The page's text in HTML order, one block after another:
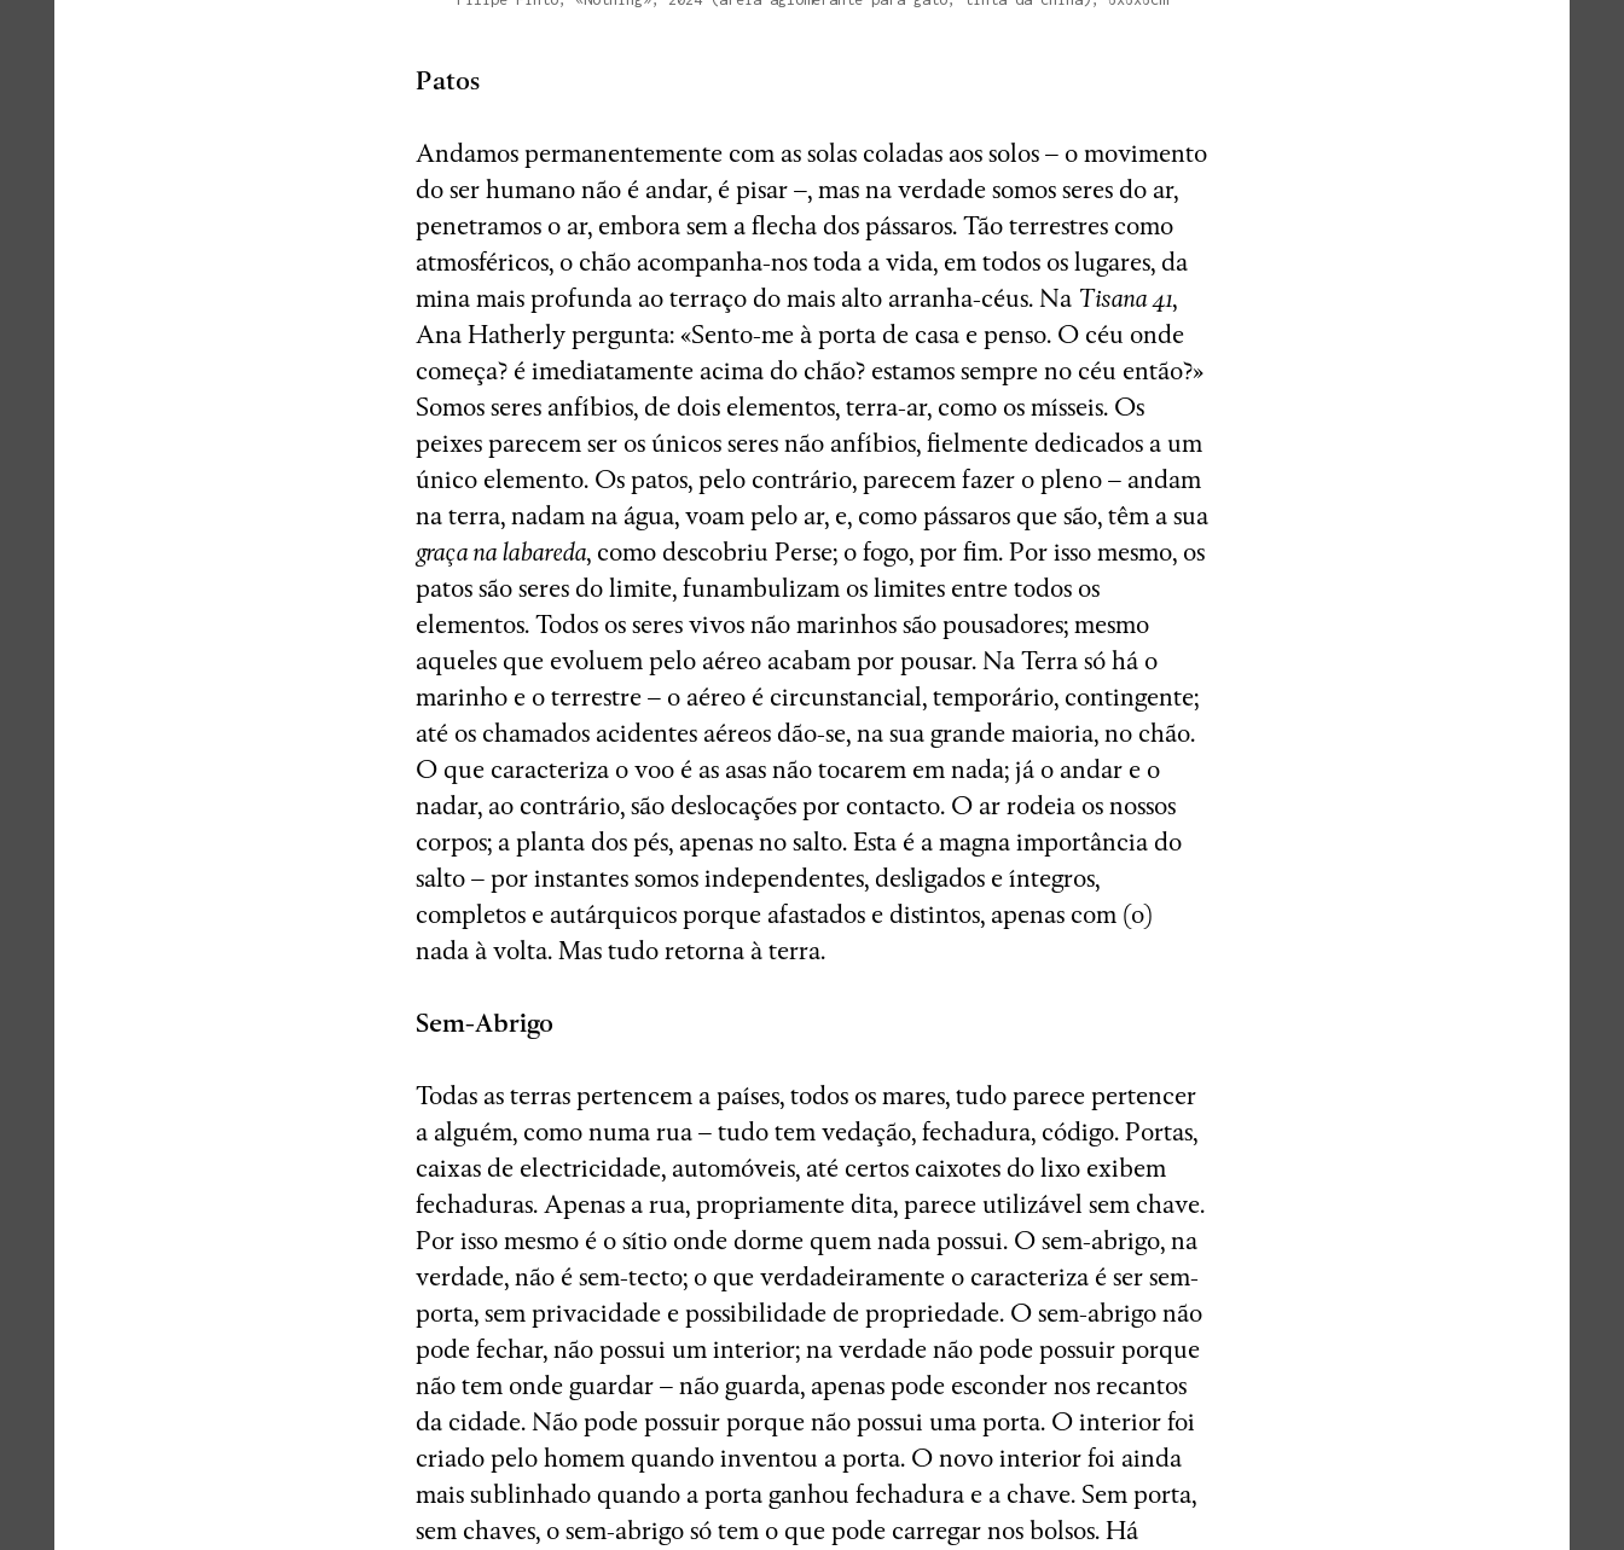
Wrong Wrong n.27
Avenidas
Patos
Andamos permanentemente com as solas coladas aos solos – o movimento
do ser humano não é andar, é pisar –, mas na verdade somos seres do ar,
penetramos o ar, embora sem a flecha dos pássaros. Tão terrestres como
atmosféricos, o chão acompanha-nos toda a vida, em todos os lugares, da
mina mais profunda ao terraço do mais alto arranha-céus. Na Tisana 41,
Ana Hatherly pergunta: «Sento-me à porta de casa e penso. O céu onde
começa? é imediatamente acima do chão? estamos sempre no céu então?»
Somos seres anfíbios, de dois elementos, terra-ar, como os mísseis. Os
peixes parecem ser os únicos seres não anfíbios, fielmente dedicados a um
único elemento. Os patos, pelo contrário, parecem fazer o pleno – andam
na terra, nadam na água, voam pelo ar, e, como pássaros que são, têm a sua
graça na labareda, como descobriu Perse; o fogo, por fim. Por isso mesmo, os
patos são seres do limite, funambulizam os limites entre todos os
elementos. Todos os seres vivos não marinhos são pousadores; mesmo
aqueles que evoluem pelo aéreo acabam por pousar. Na Terra só há o
marinho e o terrestre – o aéreo é circunstancial, temporário, contingente;
até os chamados acidentes aéreos dão-se, na sua grande maioria, no chão.
O que caracteriza o voo é as asas não tocarem em nada; já o andar e o
nadar, ao contrário, são deslocações por contacto. O ar rodeia os nossos
corpos; a planta dos pés, apenas no salto. Esta é a magna importância do
salto – por instantes somos independentes, desligados e íntegros,
completos e autárquicos porque afastados e distintos, apenas com (o)
nada à volta. Mas tudo retorna à terra.
Sem-Abrigo
Todas as terras pertencem a países, todos os mares, tudo parece pertencer
a alguém, como numa rua – tudo tem vedação, fechadura, código. Portas,
caixas de electricidade, automóveis, até certos caixotes do lixo exibem
fechaduras. Apenas a rua, propriamente dita, parece utilizável sem chave.
Por isso mesmo é o sítio onde dorme quem nada possui. O sem-abrigo, na
verdade, não é sem-tecto; o que verdadeiramente o caracteriza é ser sem-
porta, sem privacidade e possibilidade de propriedade. O sem-abrigo não
pode fechar, não possui um interior; na verdade não pode possuir porque
não tem onde guardar – não guarda, apenas pode esconder nos recantos
da cidade. Não pode possuir porque não possui uma porta. O interior foi
criado pelo homem quando inventou a porta. O novo interior foi ainda
mais sublinhado quando a porta ganhou fechadura e a chave. Sem porta,
sem chaves, o sem-abrigo só tem o que pode carregar nos bolsos. Há